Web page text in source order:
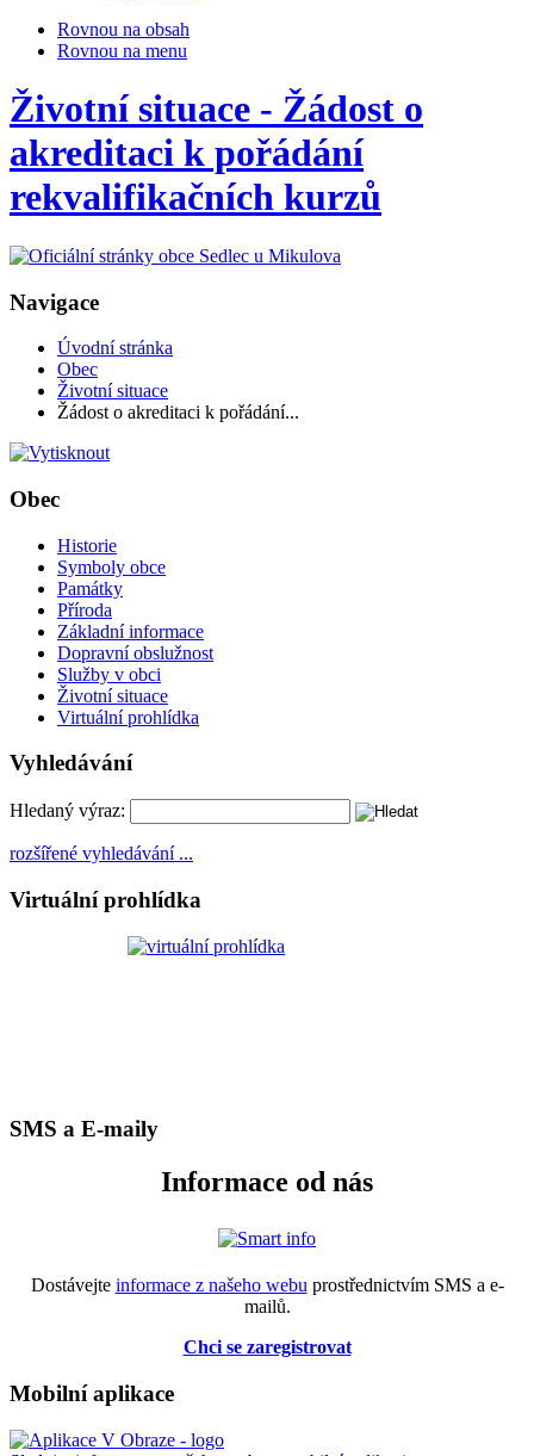
Rovnou na obsah
Rovnou na menu
Životní situace - Žádost o
akreditaci k pořádání
rekvalifikačních kurzů
Navigace
Úvodní stránka
Obec
Životní situace
Žádost o akreditaci k pořádání...
Obec
Historie
Symboly obce
Památky
Příroda
Základní informace
Dopravní obslužnost
Služby v obci
Životní situace
Virtuální prohlídka
Vyhledávání
Hledaný výraz:
rozšířené vyhledávání ...
Virtuální prohlídka
SMS a E-maily
Informace od nás
Dostávejte informace z našeho webu prostřednictvím SMS a e-
mailů.
Chci se zaregistrovat
Mobilní aplikace